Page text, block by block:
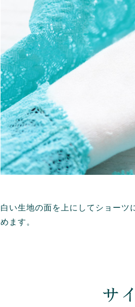
白い生地の面を上にしてショーツ
めます。
サ